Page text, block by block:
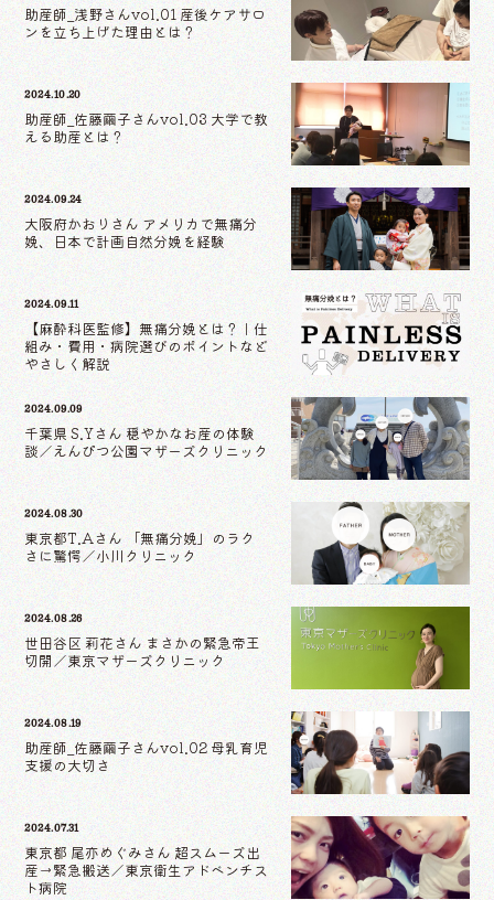
助産師_浅野さんvol.01 産後ケアサロ
ンを立ち上げた理由とは？
2024.10.20
助産師_佐藤繭子さんvol.03 大学で教
える助産とは？
2024.09.24
大阪府かおりさん アメリカで無痛分
娩、日本で計画自然分娩を経験
2024.09.11
【麻酔科医監修】無痛分娩とは？｜仕
組み・費用・病院選びのポイントなど
やさしく解説
2024.09.09
千葉県 S.Yさん 穏やかなお産の体験
談／えんぴつ公園マザーズクリニック
2024.08.30
東京都T.Aさん 「無痛分娩」のラク
さに驚愕／小川クリニック
2024.08.26
世田谷区 莉花さん まさかの緊急帝王
切開／東京マザーズクリニック
2024.08.19
助産師_佐藤繭子さんvol.02 母乳育児
支援の大切さ
2024.07.31
東京都 尾亦めぐみさん 超スムーズ出
産→緊急搬送／東京衛生アドベンチス
ト病院